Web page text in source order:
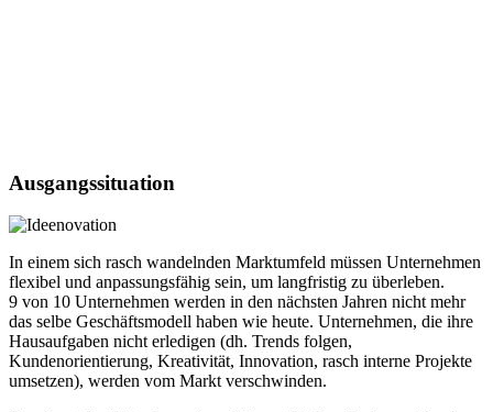
Ausgangssituation
In einem sich rasch wandelnden Marktumfeld müssen Unternehmen
flexibel und anpassungsfähig sein, um langfristig zu überleben.
9 von 10 Unternehmen werden in den nächsten Jahren nicht mehr
das selbe Geschäftsmodell haben wie heute. Unternehmen, die ihre
Hausaufgaben nicht erledigen (dh. Trends folgen,
Kundenorientierung, Kreativität, Innovation, rasch interne Projekte
umsetzen), werden vom Markt verschwinden.